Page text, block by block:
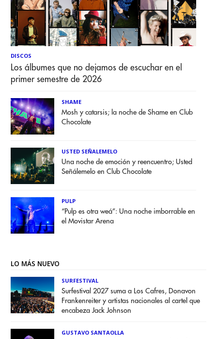
DISCOS
Los álbumes que no dejamos de escuchar en el
primer semestre de 2026
SHAME
Mosh y catarsis; la noche de Shame en Club
Chocolate
USTED SEÑALEMELO
Una noche de emoción y reencuentro; Usted
Señálemelo en Club Chocolate
PULP
“Pulp es otra weá”: Una noche imborrable en
el Movistar Arena
LO MÁS NUEVO
SURFESTIVAL
Surfestival 2027 suma a Los Cafres, Donavon
Frankenreiter y artistas nacionales al cartel que
encabeza Jack Johnson
GUSTAVO SANTAOLLA